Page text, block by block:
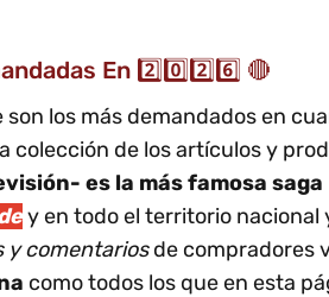
En 2️⃣0️⃣2️⃣6️⃣ 🔴
los más demandados en
colección de los artículos y
es la más famosa saga
y en todo el territorio nacional
y comentariosde compradores
como todos los que en esta